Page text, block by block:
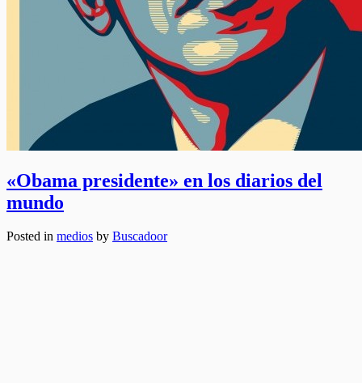
«Obama presidente» en los diarios del
mundo
Posted in medios by Buscadoor